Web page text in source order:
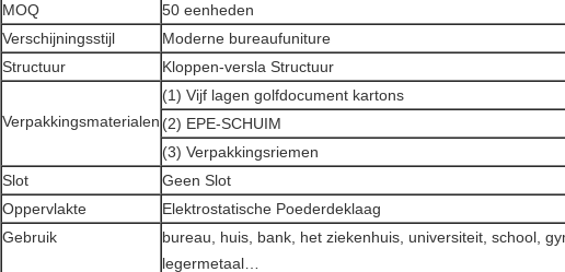
MOQ
50 eenheden
Verschijningsstijl
Moderne bureaufuniture
Structuur
Kloppen-versla Structuur
Verpakkingsmaterialen
(1) Vijf lagen golfdocument kartons
(2) EPE-SCHUIM
(3) Verpakkingsriemen
Slot
Geen Slot
Oppervlakte
Elektrostatische Poederdeklaag
Gebruik
bureau, huis, bank, het ziekenhuis, universiteit, school,
legermetaal…